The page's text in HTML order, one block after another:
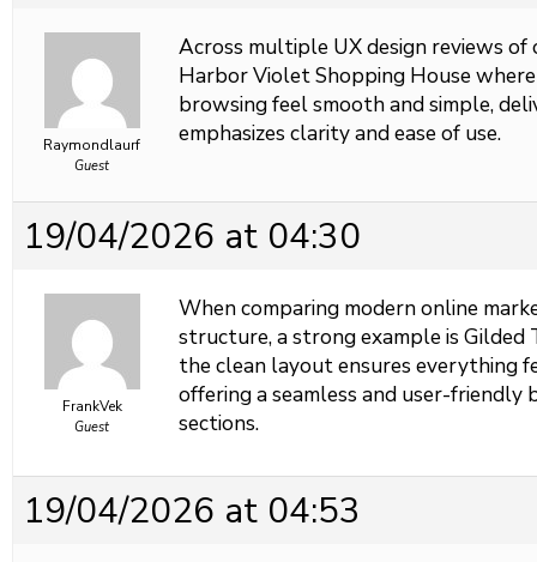
Raymondlaurf
Guest
Across multiple UX design reviews
Harbor Violet Shopping House
browsing feel smooth and simple,
emphasizes clarity and ease of use.
19/04/2026 at 04:30
FrankVek
Guest
When comparing modern online
structure, a strong example is Gilded
the clean layout ensures everything
offering a seamless and user-friendly
sections.
19/04/2026 at 04:53